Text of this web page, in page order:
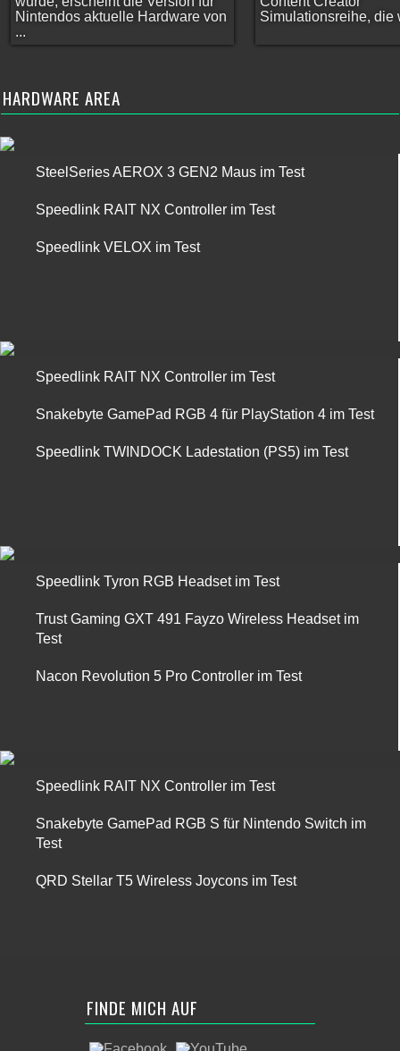
Nintendos aktuelle Hardware von
...
Simulationsreihe, die
HARDWARE AREA
SteelSeries AEROX 3 GEN2 Maus im Test
Speedlink RAIT NX Controller im Test
Speedlink VELOX im Test
Speedlink RAIT NX Controller im Test
Snakebyte GamePad RGB 4 für PlayStation 4 im Test
Speedlink TWINDOCK Ladestation (PS5) im Test
Speedlink Tyron RGB Headset im Test
Trust Gaming GXT 491 Fayzo Wireless Headset im
Test
Nacon Revolution 5 Pro Controller im Test
Speedlink RAIT NX Controller im Test
Snakebyte GamePad RGB S für Nintendo Switch im
Test
QRD Stellar T5 Wireless Joycons im Test
FINDE MICH AUF